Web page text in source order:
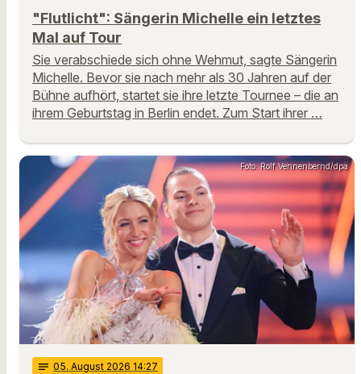
"Flutlicht": Sängerin Michelle ein letztes
Mal auf Tour
Sie verabschiede sich ohne Wehmut, sagte Sängerin
Michelle. Bevor sie nach mehr als 30 Jahren auf der
Bühne aufhört, startet sie ihre letzte Tournee – die an
ihrem Geburtstag in Berlin endet. Zum Start ihrer …
Foto: Rolf Vennenbernd/dpa
notes 05. August 2026 14:27